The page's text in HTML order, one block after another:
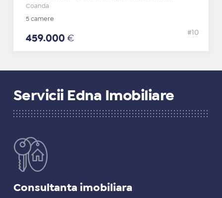
Coanda
5 camere
459.000 €
#10
Servicii Edna Imobiliare
Consultanta imobiliara